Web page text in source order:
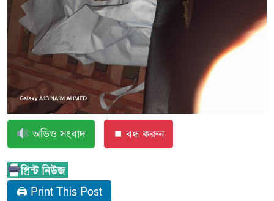
অডিও সংবাদ ⏹ বন্ধ করুন
🖨 Print This Post